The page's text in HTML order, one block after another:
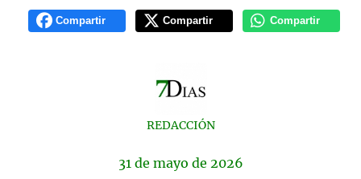
Compartir Compartir Compartir
REDACCIÓN
31 de mayo de 2026